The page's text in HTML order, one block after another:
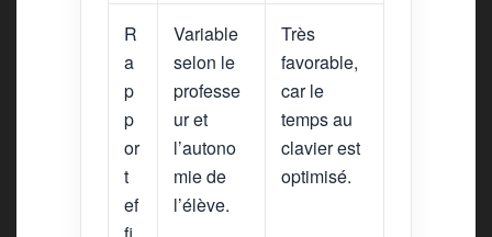
R
a
p
p
or
t
ef
Variable
selon le
professe
ur et
l’autono
mie de
l’élève.
Très
favorable,
car le
temps au
clavier est
optimisé.